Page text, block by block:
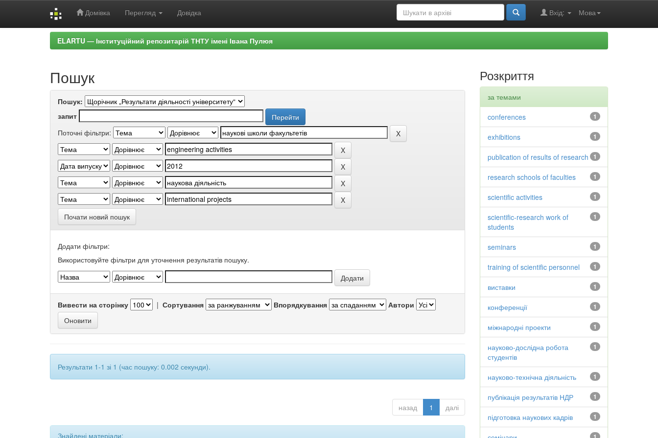
Домівка Перегляд Довідка Мова
Вхід:
ELARTU — Інституційний репозитарій ТНТУ імені Івана Пулюя
Пошук
Пошук:
запит
Поточні фільтри:
Почати новий пошук
Додати фільтри:
Використовуйте фільтри для уточнення результатів пошуку.
Вивести на сторінку | Сортування Впорядкування Автори
Результати 1-1 зі 1 (час пошуку: 0.002 секунди).
назад 1 далі
Знайдені матеріали:
Розкриття
за темами
1
conferences
1
exhibitions
1
publication of results of research
1
research schools of faculties
1
scientific activities
1
scientific-research work of
students
1
seminars
1
training of scientific personnel
1
виставки
1
конференції
1
міжнародні проекти
1
науково-дослідна робота
студентів
1
науково-технічна діяльність
1
публікація результатів НДР
1
підготовка наукових кадрів